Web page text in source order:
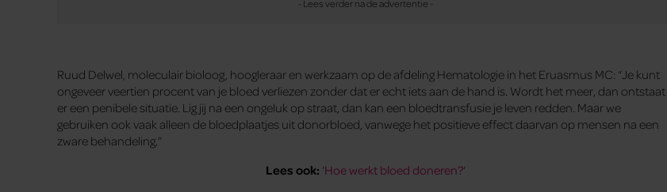
Ruud Delwel, moleculair bioloog, hoogleraar en werkzaam op de afdeling Hematologie in het Eruasmus MC: “Je kunt
ongeveer veertien procent van je bloed verliezen zonder dat er echt iets aan de hand is. Wordt het meer, dan ontstaat
er een penibele situatie. Lig jij na een ongeluk op straat, dan kan een bloedtransfusie je leven redden. Maar we
gebruiken ook vaak alleen de bloedplaatjes uit donorbloed, vanwege het positieve effect daarvan op mensen na een
zware behandeling.”
Lees ook: ‘Hoe werkt bloed doneren?‘